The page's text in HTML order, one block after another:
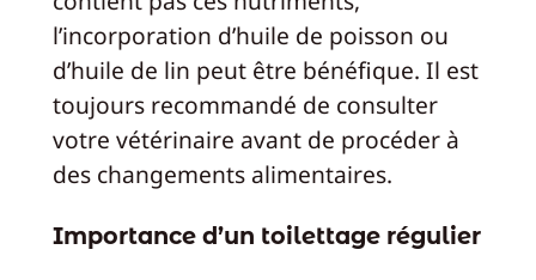
l’incorporation d’huile de poisson ou
d’huile de lin peut être bénéfique. Il est
toujours recommandé de consulter
votre vétérinaire avant de procéder à
des changements alimentaires.
Importance d’un toilettage régulier